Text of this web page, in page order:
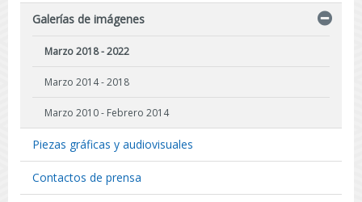
Galerías de imágenes
Marzo 2018 - 2022
Marzo 2014 - 2018
Marzo 2010 - Febrero 2014
Piezas gráficas y audiovisuales
Contactos de prensa